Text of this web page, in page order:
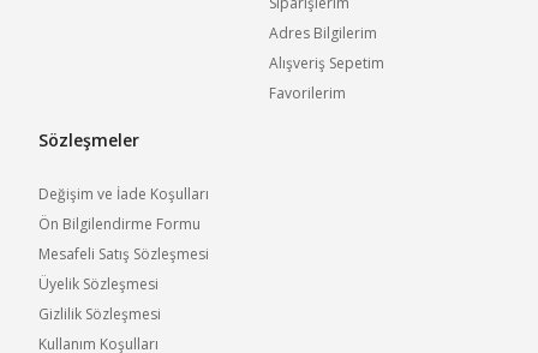
Adres Bilgilerim
Alışveriş Sepetim
Favorilerim
Sözleşmeler
Değişim ve İade Koşulları
Ön Bilgilendirme Formu
Mesafeli Satış Sözleşmesi
Üyelik Sözleşmesi
Gizlilik Sözleşmesi
Kullanım Koşulları